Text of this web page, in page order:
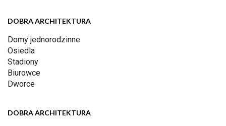
DOBRA ARCHITEKTURA
Domy jednorodzinne
Osiedla
Stadiony
Biurowce
Dworce
DOBRA ARCHITEKTURA